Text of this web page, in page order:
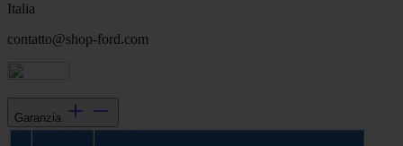
Italia
contatto@shop-ford.com
Garanzia